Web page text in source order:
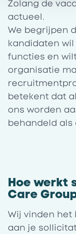
Zolang de
actueel.
We begrijpen
kandidaten
functies en
organisatie
betekent dat
ons worden
behandeld
Hoe werkt
Care
Wij vinden
aan je